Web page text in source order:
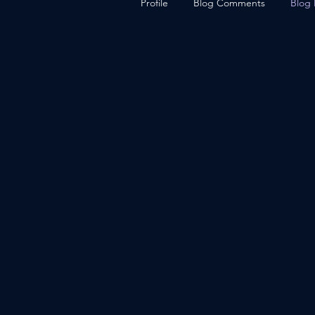
Profile Blog Comments Blog